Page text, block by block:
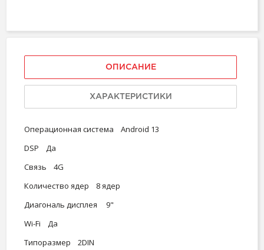
ОПИСАНИЕ
ХАРАКТЕРИСТИКИ
Операционная система Android 13
DSP Да
Связь 4G
Количество ядер 8 ядер
Диагональ дисплея 9"
Wi-Fi Да
Типоразмер 2DIN